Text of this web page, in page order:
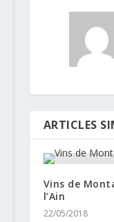
ARTICLES
Vins de
l’Ain
22/05/2018